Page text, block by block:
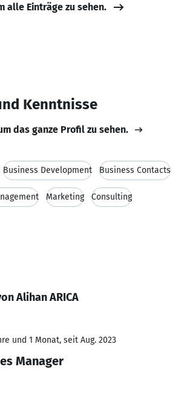
alle Einträge zu sehen.
Kenntnisse
das ganze Profil zu sehen.
Business Development Business Contacts
Marketing Consulting
Alihan ARICA
und 1 Monat, seit Aug. 2023
Manager